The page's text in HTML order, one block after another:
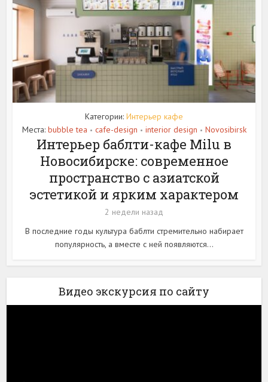
Категории: Интерьер кафе
Места: bubble tea • cafe-design • interior design • Novosibirsk
Интерьер баблти-кафе Milu в
Новосибирске: современное
пространство с азиатской
эстетикой и ярким характером
2 недели назад
В последние годы культура баблти стремительно набирает
популярность, а вместе с ней появляются...
Видео экскурсия по сайту